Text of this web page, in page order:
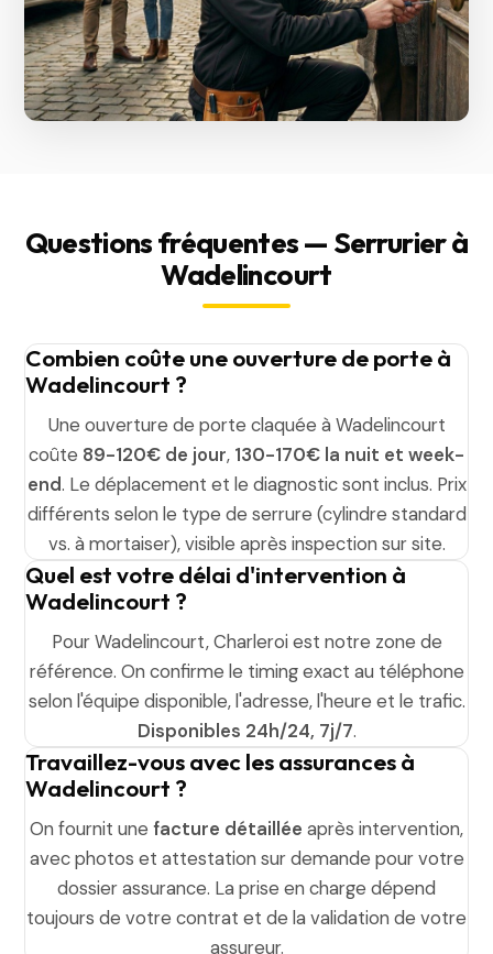
Questions fréquentes — Serrurier à
Wadelincourt
Combien coûte une ouverture de porte à
Wadelincourt ?
Une ouverture de porte claquée à Wadelincourt
coûte 89-120€ de jour, 130-170€ la nuit et week-
end. Le déplacement et le diagnostic sont inclus. Prix
différents selon le type de serrure (cylindre standard
vs. à mortaiser), visible après inspection sur site.
Quel est votre délai d'intervention à
Wadelincourt ?
Pour Wadelincourt, Charleroi est notre zone de
référence. On confirme le timing exact au téléphone
selon l'équipe disponible, l'adresse, l'heure et le trafic.
Disponibles 24h/24, 7j/7.
Travaillez-vous avec les assurances à
Wadelincourt ?
On fournit une facture détaillée après intervention,
avec photos et attestation sur demande pour votre
dossier assurance. La prise en charge dépend
toujours de votre contrat et de la validation de votre
assureur.